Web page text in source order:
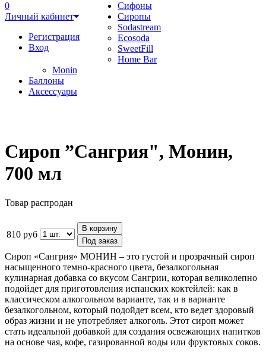
0
Личный кабинет
Регистрация
Вход
Сифоны
Сиропы
Sodastream
Ecosoda
SweetFill
Home Bar
Monin
Баллоны
Аксессуары
Сироп ”Сангрия", Монин,
700 мл
Товар распродан
810 руб
В корзину
Под заказ
Сироп «Сангрия» МОНИН – это густой и прозрачный сироп
насыщенного темно-красного цвета, безалкогольная
кулинарная добавка со вкусом Сангрии, которая великолепно
подойдет для приготовления испанских коктейлей: как в
классическом алкогольном варианте, так и в варианте
безалкогольном, который подойдет всем, кто ведет здоровый
образ жизни и не употребляет алкоголь. Этот сироп может
стать идеальной добавкой для создания освежающих напитков
на основе чая, кофе, газированной воды или фруктовых соков.